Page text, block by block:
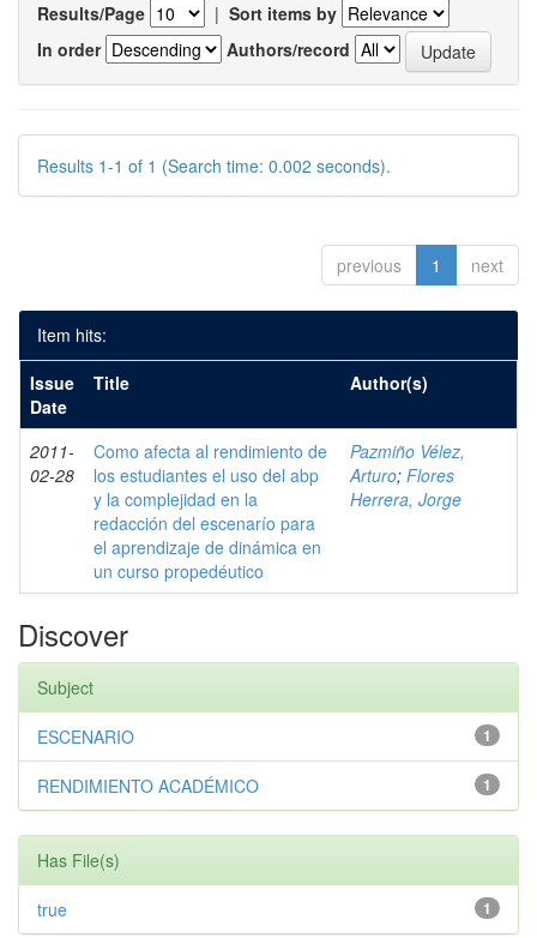
Results/Page | Sort items by
In order
Authors/record
Results 1-1 of 1 (Search time: 0.002 seconds).
previous 1 next
Item hits:
Issue
Date
Title Author(s)
2011-
02-28
Como afecta al rendimiento de
los estudiantes el uso del abp
y la complejidad en la
redacción del escenarío para
el aprendizaje de dinámica en
un curso propedéutico
Pazmiño Vélez,
Arturo; Flores
Herrera, Jorge
Discover
Subject
1
ESCENARIO
1
RENDIMIENTO ACADÉMICO
Has File(s)
1
true